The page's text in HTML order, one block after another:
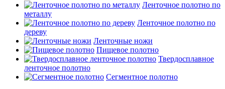
Ленточное полотно по
металлу
Ленточное полотно по
дереву
Ленточные ножи
Пищевое полотно
Твердосплавное
ленточное полотно
Сегментное полотно